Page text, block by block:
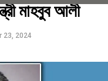
মাহবুব আলী
23, 2024